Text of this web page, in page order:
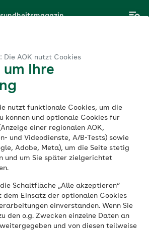
Die AOK nutzt Cookies
Ihre
nutzt funktionale Cookies, um die
können und optionale Cookies für
einer regionalen AOK,
und Videodienste, A/B-Tests) sowie
Adobe, Meta), um die Seite stetig
und um Sie später zielgerichtet
Schaltfläche „Alle akzeptieren“
dem Einsatz der optionalen Cookies
einverstanden. Wenn Sie
den o.g. Zwecken einzelne Daten an
und von diesen teilweise
oder
gesund ist
am 17.04.2026